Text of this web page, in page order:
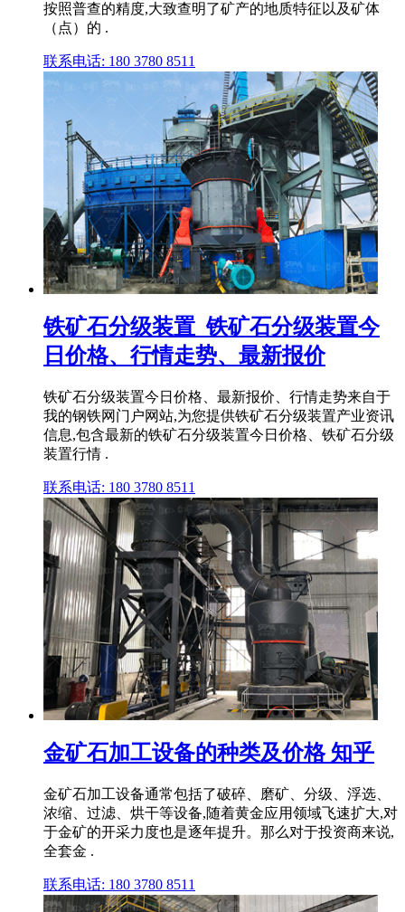
按照普查的精度,大致查明了矿产的地质特征以及矿体
（点）的 .
联系电话: 180 3780 8511
铁矿石分级装置_铁矿石分级装置今
日价格、行情走势、最新报价
铁矿石分级装置今日价格、最新报价、行情走势来自于
我的钢铁网门户网站,为您提供铁矿石分级装置产业资讯
信息,包含最新的铁矿石分级装置今日价格、铁矿石分级
装置行情 .
联系电话: 180 3780 8511
金矿石加工设备的种类及价格 知乎
金矿石加工设备通常包括了破碎、磨矿、分级、浮选、
浓缩、过滤、烘干等设备,随着黄金应用领域飞速扩大,对
于金矿的开采力度也是逐年提升。那么对于投资商来说,
全套金 .
联系电话: 180 3780 8511